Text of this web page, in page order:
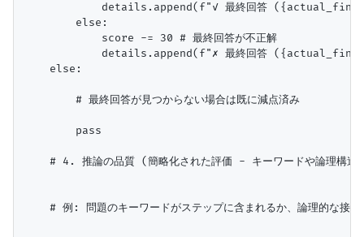
details.append(f"✓ 最終回答
        else:
            score -= 30 # 最終回答が不正解
details.append(f"✗ 最終回答
    else:
        # 最終回答が見つからない場合は既に減点済み
        pass
# 4. 推論の品質 (簡略化された評価 - キーワードや論理構造
# 例: 問題のキーワードがステップに含まれるか、論理的な接続